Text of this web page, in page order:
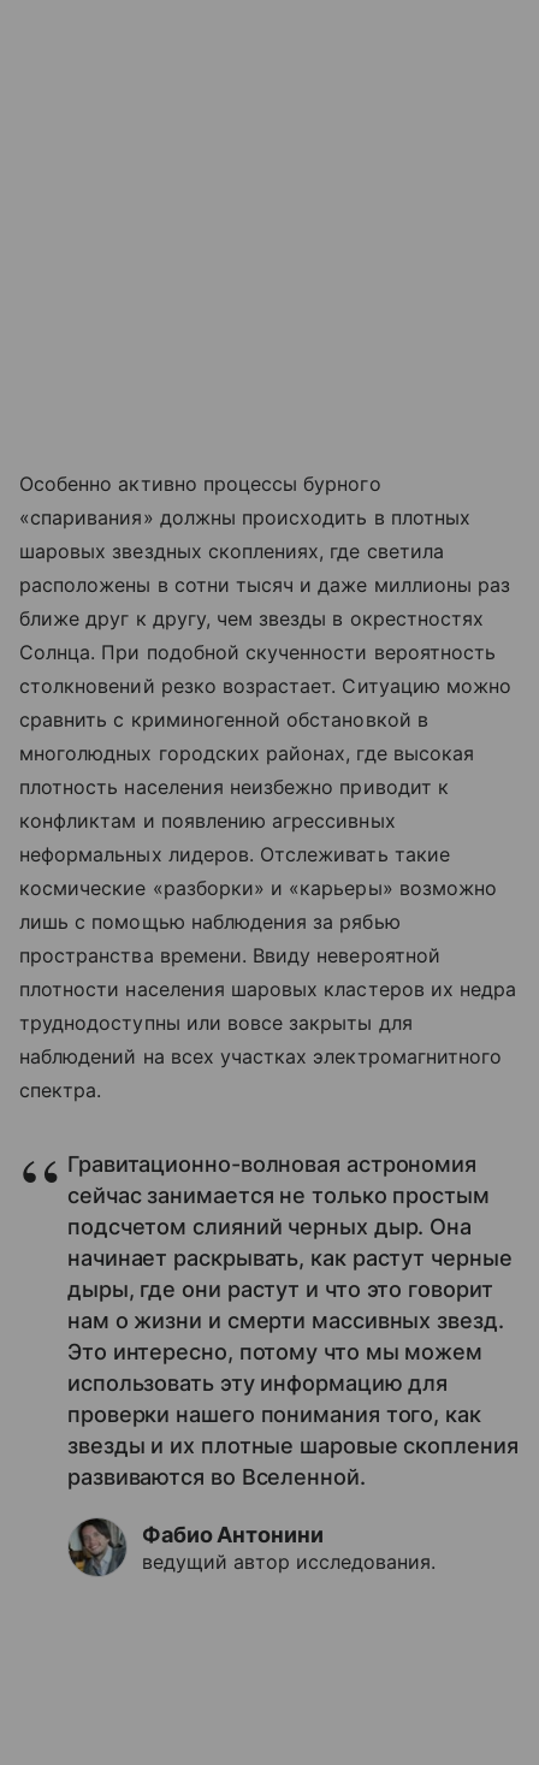
Особенно активно процессы бурного
«спаривания» должны происходить в плотных
шаровых звездных скоплениях, где светила
расположены в сотни тысяч и даже миллионы раз
ближе друг к другу, чем звезды в окрестностях
Солнца. При подобной скученности вероятность
столкновений резко возрастает. Ситуацию можно
сравнить с криминогенной обстановкой в
многолюдных городских районах, где высокая
плотность населения неизбежно приводит к
конфликтам и появлению агрессивных
неформальных лидеров. Отслеживать такие
космические «разборки» и «карьеры» возможно
лишь с помощью наблюдения за рябью
пространства времени. Ввиду невероятной
плотности населения шаровых кластеров их недра
труднодоступны или вовсе закрыты для
наблюдений на всех участках электромагнитного
спектра.
Гравитационно-волновая астрономия
сейчас занимается не только простым
подсчетом слияний черных дыр. Она
начинает раскрывать, как растут черные
дыры, где они растут и что это говорит
нам о жизни и смерти массивных звезд.
Это интересно, потому что мы можем
использовать эту информацию для
проверки нашего понимания того, как
звезды и их плотные шаровые скопления
развиваются во Вселенной.
Фабио Антонини
ведущий автор исследования.